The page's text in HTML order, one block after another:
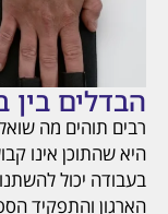
הבדלים בין
רבים תוהים מה
היא שהתוכן אינו
בעבודה יכול
הארגון והתפקיד